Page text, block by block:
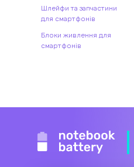
Шлейфи та запчастини
для смартфонів
Блоки живлення для
смартфонів